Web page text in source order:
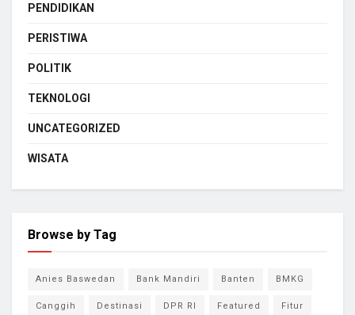
PENDIDIKAN
PERISTIWA
POLITIK
TEKNOLOGI
UNCATEGORIZED
WISATA
Browse by Tag
Anies Baswedan Bank Mandiri Banten BMKG
Canggih Destinasi DPR RI Featured Fitur